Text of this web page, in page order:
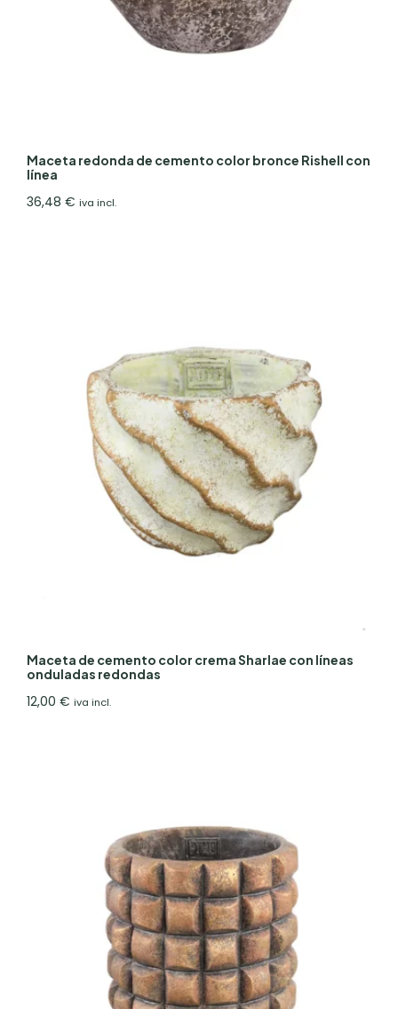
Maceta redonda de cemento color bronce Rishell con
línea
36,48€ iva incl.
Maceta de cemento color crema Sharlae con líneas
onduladas redondas
12,00€ iva incl.